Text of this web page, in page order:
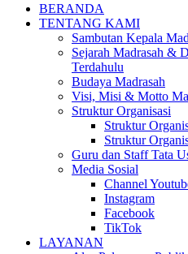
BERANDA
TENTANG KAMI
Sambutan Kepala
Sejarah Madrasah &
Terdahulu
Budaya Madrasah
Visi, Misi & Motto
Struktur Organisasi
Struktur
Struktur
Guru dan Staff Tata
Media Sosial
Channel
Instagram
Facebook
TikTok
LAYANAN